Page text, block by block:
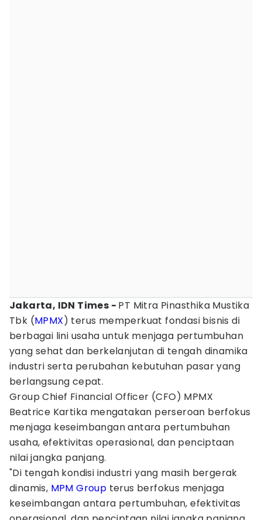
Jakarta, IDN Times - PT Mitra Pinasthika Mustika
Tbk (MPMX) terus memperkuat fondasi bisnis di
berbagai lini usaha untuk menjaga pertumbuhan
yang sehat dan berkelanjutan di tengah dinamika
industri serta perubahan kebutuhan pasar yang
berlangsung cepat.
Group Chief Financial Officer (CFO) MPMX
Beatrice Kartika mengatakan perseroan berfokus
menjaga keseimbangan antara pertumbuhan
usaha, efektivitas operasional, dan penciptaan
nilai jangka panjang.
"Di tengah kondisi industri yang masih bergerak
dinamis, MPM Group terus berfokus menjaga
keseimbangan antara pertumbuhan, efektivitas